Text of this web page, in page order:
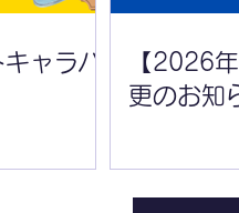
ャラバ
【2026
更のお知